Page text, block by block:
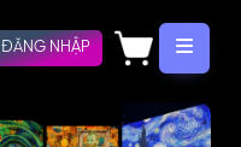
ĐĂNG NHẬP